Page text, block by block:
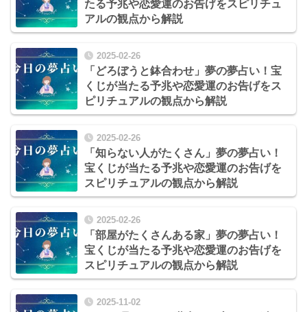
たる予兆や恋愛運のお告げをスピリチュ
アルの観点から解説
2025-02-26
「どろぼうと鉢合わせ」夢の夢占い！宝
くじが当たる予兆や恋愛運のお告げをス
ピリチュアルの観点から解説
2025-02-26
「知らない人がたくさん」夢の夢占い！
宝くじが当たる予兆や恋愛運のお告げを
スピリチュアルの観点から解説
2025-02-26
「部屋がたくさんある家」夢の夢占い！
宝くじが当たる予兆や恋愛運のお告げを
スピリチュアルの観点から解説
2025-11-02